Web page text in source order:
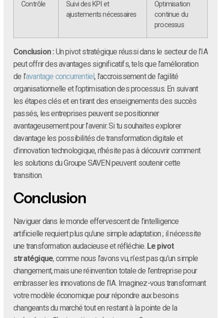
Contrôle
Suivi des KPI et
ajustements nécessaires
Optimisation
continue du
processus
Conclusion : Un pivot stratégique réussi dans le secteur de l’IA
peut offrir des avantages significatifs, tels que l’amélioration
de l’avantage concurrentiel, l’accroissement de l’agilité
organisationnelle et l’optimisation des processus. En suivant
les étapes clés et en tirant des enseignements des succès
passés, les entreprises peuvent se positionner
avantageusement pour l’avenir. Si tu souhaites explorer
davantage les possibilités de transformation digitale et
d’innovation technologique, n’hésite pas à découvrir comment
les solutions du Groupe SAVEN peuvent soutenir cette
transition.
Conclusion
Naviguer dans le monde effervescent de l’intelligence
artificielle requiert plus qu’une simple adaptation ; il nécessite
une transformation audacieuse et réfléchie. Le pivot
stratégique, comme nous l’avons vu, n’est pas qu’un simple
changement, mais une réinvention totale de l’entreprise pour
embrasser les innovations de l’IA. Imaginez-vous transformant
votre modèle économique pour répondre aux besoins
changeants du marché tout en restant à la pointe de la